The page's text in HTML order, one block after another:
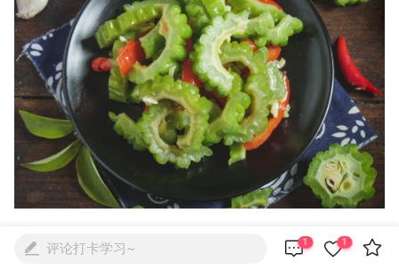
苦瓜是葫芦科苦瓜属植物，苦瓜原产东印度，中国南
 评论打卡学习~ 1 1 